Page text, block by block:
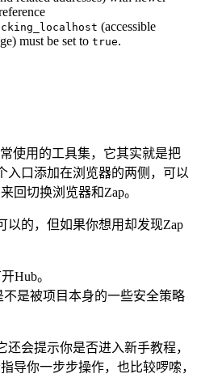
(accessible
must be set to true.
使用的工具集，它其实就是把
入口添加在浏览器的两侧，可以
回切换浏览器和Zap。
以的，但如果你想用却发现Zap
Hub。
是被项目本身的一些安全策略
还会提示你是否进入新手教程，
导你一步步操作，也比较啰嗦，